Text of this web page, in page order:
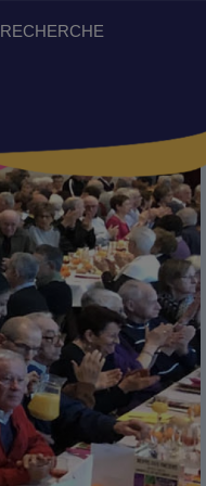
RECHERCHE